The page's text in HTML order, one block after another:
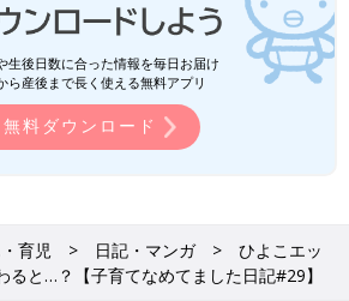
生後日数に合った情報を毎日お届け
ら産後まで長く使える無料アプリ
無料ダウンロード
育児 日記・マンガ
ひよこエッ
ると…？【子育てなめてました日記#29】